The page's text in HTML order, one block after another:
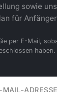
sowie
für
per E-Mail,
haben.